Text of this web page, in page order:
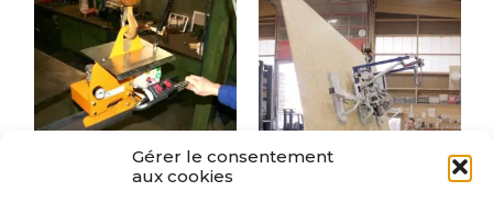
Gérer le consentement
aux cookies